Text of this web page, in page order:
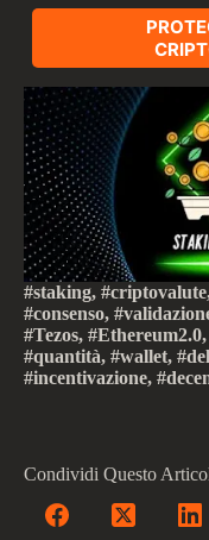
#staking,
#consenso,
#Tezos,
#quantità, #wallet,
#incentivazione,
Condividi Questo